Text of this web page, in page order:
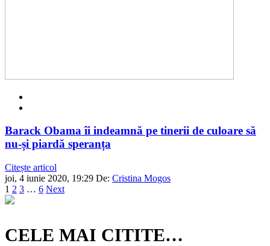
Barack Obama îi indeamnă pe tinerii de culoare să
nu-și piardă speranța
Citește articol
joi, 4 iunie 2020, 19:29 De: Cristina Mogos
1 2 3 … 6 Next
CELE MAI CITITE…